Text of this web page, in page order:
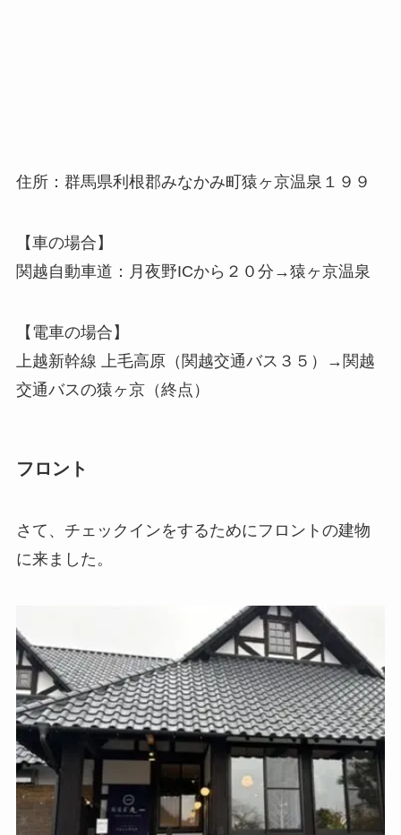
住所：群馬県利根郡みなかみ町猿ヶ京温泉１９９
【車の場合】
関越自動車道：月夜野ICから２０分→猿ヶ京温泉
【電車の場合】
上越新幹線 上毛高原（関越交通バス３５）→関越
交通バスの猿ヶ京（終点）
フロント
さて、チェックインをするためにフロントの建物
に来ました。